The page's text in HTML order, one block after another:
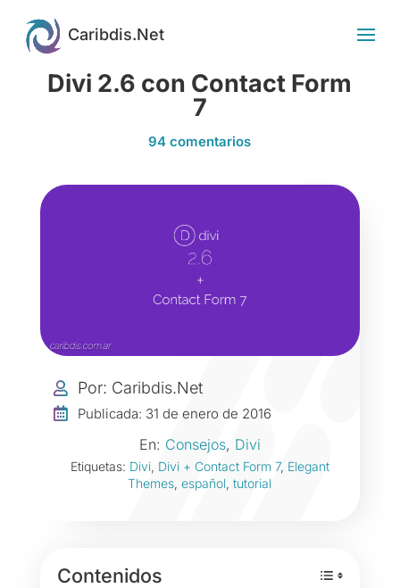
Divi 2.6 con Contact Form
7
94 comentarios
 Por: Caribdis.Net
 Publicada: 31 de enero de 2016
En: Consejos, Divi
Etiquetas: Divi, Divi + Contact Form 7, Elegant
Themes,español,tutorial
Contenidos